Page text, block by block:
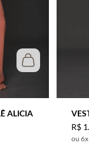
GG
UN
ALICIA
R$ 1
6x